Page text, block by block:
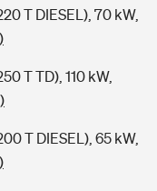
T DIESEL), 70 kW,
T TD), 110 kW,
T DIESEL), 65 kW,